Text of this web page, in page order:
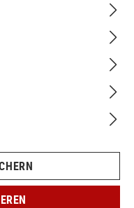
AB